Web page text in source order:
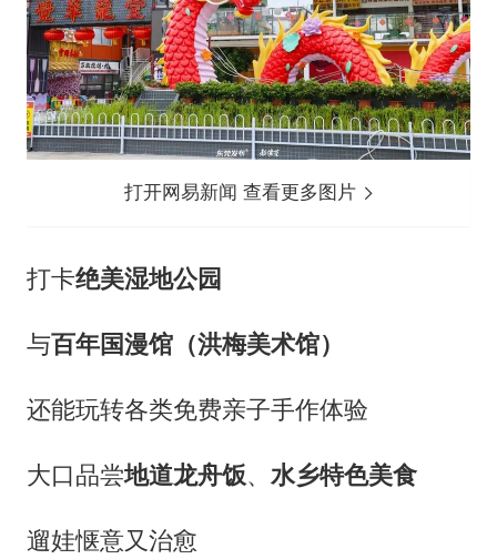
打开网易新闻 查看更多图片
打卡绝美湿地公园
与百年国漫馆（洪梅美术馆）
还能玩转各类免费亲子手作体验
大口品尝地道龙舟饭、 水乡特色美食
遛娃惬意又治愈